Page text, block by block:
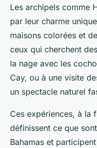
Les archipels comme
par leur charme
maisons colorées et
ceux qui cherchent
la nage avec les
Cay, ou à une visite
un spectacle naturel
Ces expériences, à la
définissent ce que
Bahamas et